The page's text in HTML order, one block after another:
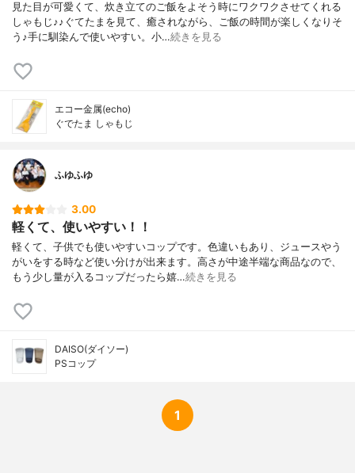
見た目が可愛くて、炊き立てのご飯をよそう時にワクワクさせてくれる
しゃもじ♪♪ぐてたまを見て、癒されながら、ご飯の時間が楽しくなりそ
う♪手に馴染んで使いやすい。小…続きを見る
エコー金属(echo)
ぐでたま しゃもじ
ふゆふゆ
3.00
軽くて、使いやすい！！
軽くて、子供でも使いやすいコップです。色違いもあり、ジュースやう
がいをする時など使い分けが出来ます。高さが中途半端な商品なので、
もう少し量が入るコップだったら嬉…続きを見る
DAISO(ダイソー)
PSコップ
1